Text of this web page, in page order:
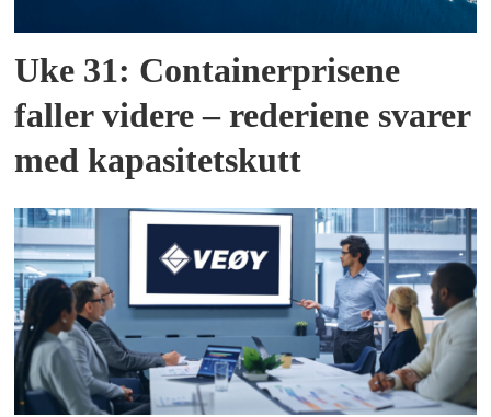
Uke 31: Containerprisene
faller videre – rederiene svarer
med kapasitetskutt